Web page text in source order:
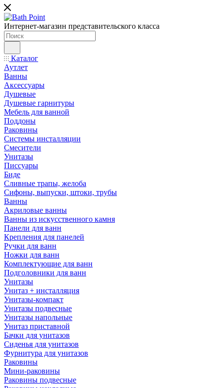
Интернет-магазин представительского класса
Каталог
Аутлет
Ванны
Аксессуары
Душевые
Душевые гарнитуры
Мебель для ванной
Поддоны
Раковины
Системы инсталляции
Смесители
Унитазы
Писсуары
Биде
Сливные трапы, желоба
Сифоны, выпуски, штоки, трубы
Ванны
Акриловые ванны
Ванны из искусственного камня
Панели для ванн
Крепления для панелей
Ручки для ванн
Ножки для ванн
Комплектующие для ванн
Подголовники для ванн
Унитазы
Унитаз + инсталляция
Унитазы-компакт
Унитазы подвесные
Унитазы напольные
Унитаз приставной
Бачки для унитазов
Сиденья для унитазов
Фурнитура для унитазов
Раковины
Мини-раковины
Раковины подвесные